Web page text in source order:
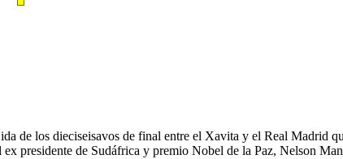
de los dieciseisavos de final entre el Xavita y el Real Madrid
presidente de Sudáfrica y premio Nobel de la Paz, Nelson